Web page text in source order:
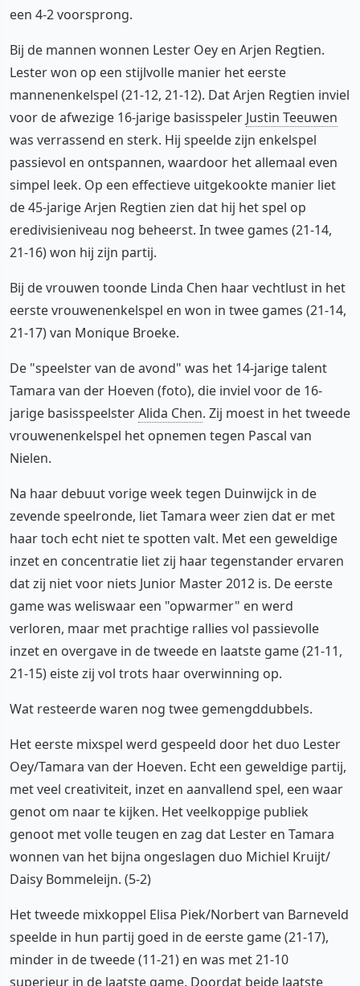
een 4-2 voorsprong.
Bij de mannen wonnen Lester Oey en Arjen Regtien.
Lester won op een stijlvolle manier het eerste
mannenenkelspel (21-12, 21-12). Dat Arjen Regtien inviel
voor de afwezige 16-jarige basisspeler Justin Teeuwen
was verrassend en sterk. Hij speelde zijn enkelspel
passievol en ontspannen, waardoor het allemaal even
simpel leek. Op een effectieve uitgekookte manier liet
de 45-jarige Arjen Regtien zien dat hij het spel op
eredivisieniveau nog beheerst. In twee games (21-14,
21-16) won hij zijn partij.
Bij de vrouwen toonde Linda Chen haar vechtlust in het
eerste vrouwenenkelspel en won in twee games (21-14,
21-17) van Monique Broeke.
De "speelster van de avond" was het 14-jarige talent
Tamara van der Hoeven (foto), die inviel voor de 16-
jarige basisspeelsterAlida Chen. Zij moest in het tweede
vrouwenenkelspel het opnemen tegen Pascal van
Nielen.
Na haar debuut vorige week tegen Duinwijck in de
zevende speelronde, liet Tamara weer zien dat er met
haar toch echt niet te spotten valt. Met een geweldige
inzet en concentratie liet zij haar tegenstander ervaren
dat zij niet voor niets Junior Master 2012 is. De eerste
game was weliswaar een "opwarmer" en werd
verloren, maar met prachtige rallies vol passievolle
inzet en overgave in de tweede en laatste game (21-11,
21-15) eiste zij vol trots haar overwinning op.
Wat resteerde waren nog twee gemengddubbels.
Het eerste mixspel werd gespeeld door het duo Lester
Oey/Tamara van der Hoeven. Echt een geweldige partij,
met veel creativiteit, inzet en aanvallend spel, een waar
genot om naar te kijken. Het veelkoppige publiek
genoot met volle teugen en zag dat Lester en Tamara
wonnen van het bijna ongeslagen duo Michiel Kruijt/
Daisy Bommeleijn. (5-2)
Het tweede mixkoppel Elisa Piek/Norbert van Barneveld
speelde in hun partij goed in de eerste game (21-17),
minder in de tweede (11-21) en was met 21-10
superieur in de laatste game. Doordat beide laatste